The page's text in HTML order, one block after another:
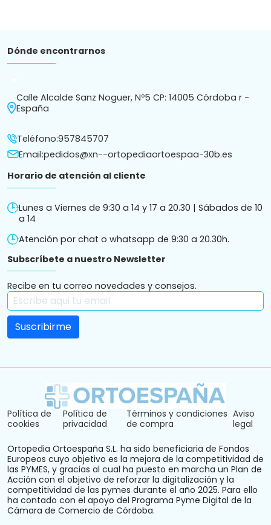
Dónde encontrarnos
Calle Alcalde Sanz Noguer, Nº5 CP: 14005 Córdoba r -
España
Teléfono:957845707
Email:pedidos@xn--ortopediaortoespaa-30b.es
Horario de atención al cliente
Lunes a Viernes de 9:30 a 14 y 17 a 20.30 | Sábados de 10
a 14
Atención por chat o whatsapp de 9:30 a 20.30h.
Subscríbete a nuestro Newsletter
Recibe en tu correo novedades y consejos.
Política de
cookies
Política de
privacidad
Términos y condiciones
de compra
Aviso
legal
Ortopedia Ortoespaña S.L. ha sido beneficiaria de Fondos
Europeos cuyo objetivo es la mejora de la competitividad de
las PYMES, y gracias al cual ha puesto en marcha un Plan de
Acción con el objetivo de reforzar la digitalización y la
competitividad de las pymes durante el año 2025. Para ello
ha contado con el apoyo del Programa Pyme Digital de la
Cámara de Comercio de Córdoba.